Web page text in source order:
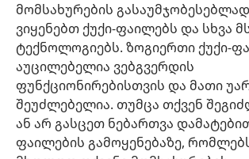
მომსახურების
ვიყენებთ ქუქი-ფაილებს და სხვა
ტექნოლოგიებს. ზოგიერთი ქუქი-
აუცილებელია ვებგვერდის
ფუნქციონირებისთვის და მათი
შეუძლებელია. თუმცა თქვენ
ან არ გასცეთ ნებართვა
ფაილების გამოყენებაზე,
https://www.ncbi.nlm.nih.gov/pubmed/
Beneficial effects of using a
extracorporeal circulation
coronary artery bypass grafting.
Liu Y, Tao L, Wang X, Cui H, Chen X, Ji B.
წყარო‎: Perfusion 2012;27(1):83-9.